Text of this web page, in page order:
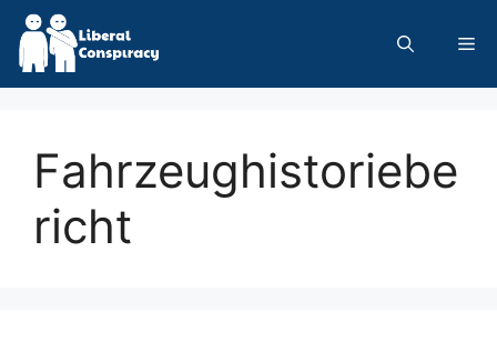
Skip
content
Fahrzeughistoriebe
richt